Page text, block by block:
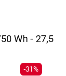
Wh - 27,5
-31%